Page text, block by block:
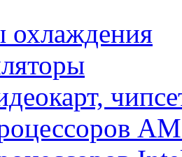
охлаждения